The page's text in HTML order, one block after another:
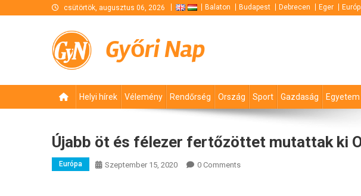
csütörtök, augusztus 06, 2026 Balaton Budapest Debrecen Eger
Győri Nap
Helyi hírek Vélemény Rendőrség Ország Sport Gazdaság Egyetem
Újabb öt és félezer fertőzöttet mutattak ki
Európa Szeptember 15, 2020 0 Comments